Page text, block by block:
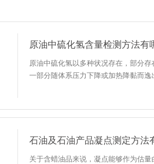
原油中硫化氢含量检测方法有
原油中硫化氢以多种状况存在，部分
一部分随体系压力下降或加热降黏而
石油及石油产品凝点测定方法
关于含蜡油品来说，凝点能够作为估